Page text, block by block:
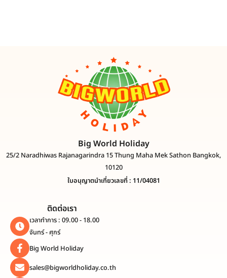
Big World Holiday
25/2 Naradhiwas Rajanagarindra 15 Thung Maha Mek Sathon Bangkok,
10120
ใบอนุญาตนำเที่ยวเลขที่ : 11/04081
ติดต่อเรา
เวลาทำการ : 09.00 - 18.00
จันทร์ - ศุกร์
Big World Holiday
sales@bigworldholiday.co.th